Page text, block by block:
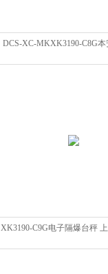
DCS-XC-MKXK3190-C8G
上海耀华防爆称
XK3190-C9G电子隔爆台秤
台称